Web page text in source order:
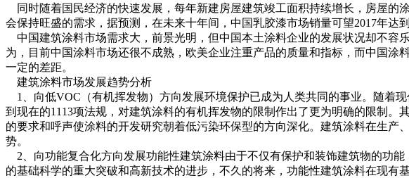
同时随着国民经济的快速发展，每年新建房屋建筑竣工面积持续增长，房屋的
会保持旺盛的需求，据预测，在未来十年间，中国乳胶漆市场销量可望2017年达
中国建筑涂料市场需求大，前景光明，但中国本土涂料企业的发展状况却不容
为，目前中国涂料市场还很不成熟，欧美企业注重产品的质量和指标，而中国
一定的差距。
建筑涂料市场发展趋势分析
1、向低VOC（有机挥发物）方向发展环境保护已成为人类共同的事业。随着
到现在的1113项法规，对建筑涂料的有机挥发物的限制作出了更为明确的限制
的要求和呼声使涂料的开发研究朝着低污染环保型的方向深化。建筑涂料在生
势。
2、向功能复合化方向发展功能性建筑涂料由于不仅有保护和装饰建筑物的功
的基础科学的重大突破和高新技术的进步，不久的将来，功能性建筑涂料在现